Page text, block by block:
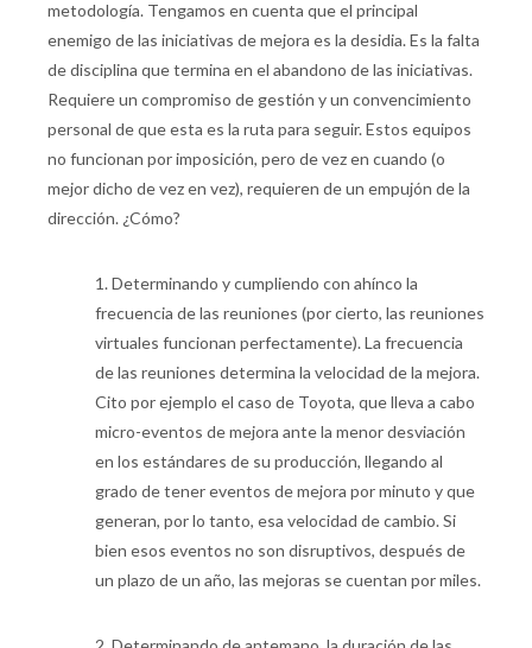
metodología. Tengamos en cuenta que el principal
enemigo de las iniciativas de mejora es la desidia. Es la falta
de disciplina que termina en el abandono de las iniciativas.
Requiere un compromiso de gestión y un convencimiento
personal de que esta es la ruta para seguir. Estos equipos
no funcionan por imposición, pero de vez en cuando (o
mejor dicho de vez en vez), requieren de un empujón de la
dirección. ¿Cómo?
1.Determinando y cumpliendo con ahínco la
frecuencia de las reuniones (por cierto, las reuniones
virtuales funcionan perfectamente). La frecuencia
de las reuniones determina la velocidad de la mejora.
Cito por ejemplo el caso de Toyota, que lleva a cabo
micro-eventos de mejora ante la menor desviación
en los estándares de su producción, llegando al
grado de tener eventos de mejora por minuto y que
generan, por lo tanto, esa velocidad de cambio. Si
bien esos eventos no son disruptivos, después de
un plazo de un año, las mejoras se cuentan por miles.